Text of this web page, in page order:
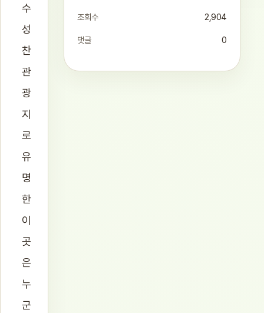
수
성
찬
관
광
지
로
유
명
한
이
곳
은
누
군
조회수 2,904
댓글 0